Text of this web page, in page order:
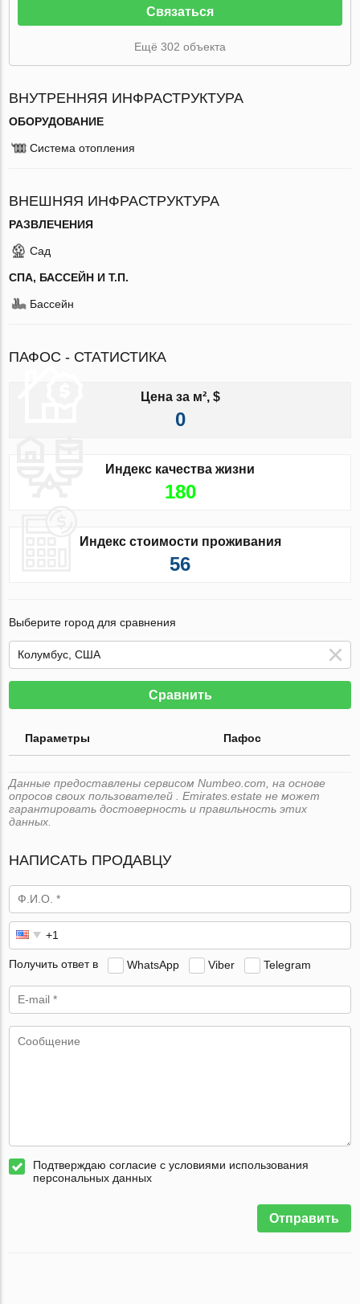
Связаться
Ещё 302 объекта
ВНУТРЕННЯЯ ИНФРАСТРУКТУРА
ОБОРУДОВАНИЕ
Система отопления
ВНЕШНЯЯ ИНФРАСТРУКТУРА
РАЗВЛЕЧЕНИЯ
Сад
СПА, БАССЕЙН И Т.П.
Бассейн
ПАФОС - СТАТИСТИКА
Цена за м², $
0
Индекс качества жизни
180
Индекс стоимости проживания
56
Выберите город для сравнения
Сравнить
Параметры Пафос
Данные предоставлены сервисом Numbeo.com, на основе
опросов своих пользователей . Emirates.estate не может
гарантировать достоверность и правильность этих
данных.
НАПИСАТЬ ПРОДАВЦУ
Получить ответ в WhatsApp Viber Telegram
Подтверждаю согласие с условиями использования
персональных данных
Отправить